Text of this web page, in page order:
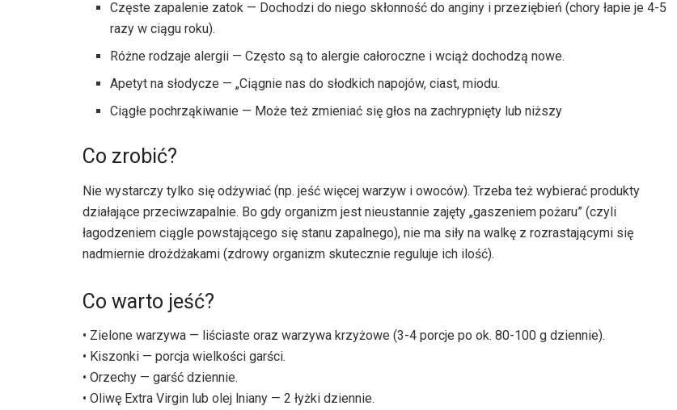
Częste zapalenie zatok — Dochodzi do niego skłonność do anginy i przeziębień (chory łapie je 4-5
razy w ciągu roku).
Różne rodzaje alergii — Często są to alergie całoroczne i wciąż dochodzą nowe.
Apetyt na słodycze — „Ciągnie nas do słodkich napojów, ciast, miodu.
Ciągłe pochrząkiwanie — Może też zmieniać się głos na zachrypnięty lub niższy
Co zrobić?
Nie wystarczy tylko się odżywiać (np. jeść więcej warzyw i owoców). Trzeba też wybierać produkty
działające przeciwzapalnie. Bo gdy organizm jest nieustannie zajęty „gaszeniem pożaru” (czyli
łagodzeniem ciągle powstającego się stanu zapalnego), nie ma siły na walkę z rozrastającymi się
nadmiernie drożdżakami (zdrowy organizm skutecznie reguluje ich ilość).
Co warto jeść?
• Zielone warzywa — liściaste oraz warzywa krzyżowe (3-4 porcje po ok. 80-100 g dziennie).
• Kiszonki — porcja wielkości garści.
• Orzechy — garść dziennie.
• Oliwę Extra Virgin lub olej lniany — 2 łyżki dziennie.